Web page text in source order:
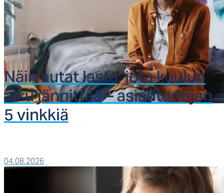
Näin au­tat las­ta, jo­ta kou­lun
al­ku jän­nit­tää – asian­tun­ti­jan
5 vink­kiä
04.08.2026